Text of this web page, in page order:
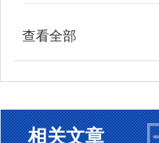
查看全部
相关文章